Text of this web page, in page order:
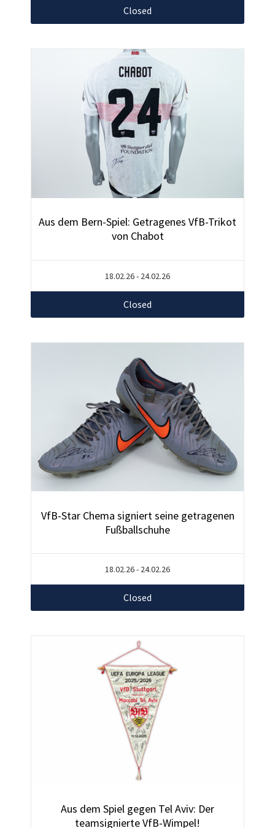
Closed
Aus dem Bern-Spiel: Getragenes VfB-Trikot
von Chabot
18.02.26 - 24.02.26
Closed
VfB-Star Chema signiert seine getragenen
Fußballschuhe
18.02.26 - 24.02.26
Closed
Aus dem Spiel gegen Tel Aviv: Der
teamsignierte VfB-Wimpel!